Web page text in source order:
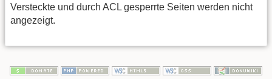
Versteckte und durch ACL gesperrte Seiten werden nicht
angezeigt.